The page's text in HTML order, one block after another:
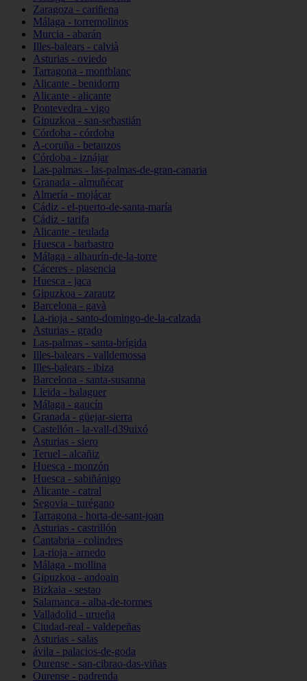
Zaragoza - cariñena
Málaga - torremolinos
Murcia - abarán
Illes-balears - calvià
Asturias - oviedo
Tarragona - montblanc
Alicante - benidorm
Alicante - alicante
Pontevedra - vigo
Gipuzkoa - san-sebastián
Córdoba - córdoba
A-coruña - betanzos
Córdoba - iznájar
Las-palmas - las-palmas-de-gran-canaria
Granada - almuñécar
Almería - mojácar
Cádiz - el-puerto-de-santa-maría
Cádiz - tarifa
Alicante - teulada
Huesca - barbastro
Málaga - alhaurín-de-la-torre
Cáceres - plasencia
Huesca - jaca
Gipuzkoa - zarautz
Barcelona - gavà
La-rioja - santo-domingo-de-la-calzada
Asturias - grado
Las-palmas - santa-brígida
Illes-balears - valldemossa
Illes-balears - ibiza
Barcelona - santa-susanna
Lleida - balaguer
Málaga - gaucín
Granada - güejar-sierra
Castellón - la-vall-d39uixó
Asturias - siero
Teruel - alcañiz
Huesca - monzón
Huesca - sabiñánigo
Alicante - catral
Segovia - turégano
Tarragona - horta-de-sant-joan
Asturias - castrillón
Cantabria - colindres
La-rioja - arnedo
Málaga - mollina
Gipuzkoa - andoain
Bizkaia - sestao
Salamanca - alba-de-tormes
Valladolid - urueña
Ciudad-real - valdepeñas
Asturias - salas
ávila - palacios-de-goda
Ourense - san-cibrao-das-viñas
Ourense - padrenda